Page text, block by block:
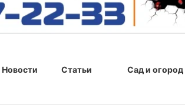
Новости Статьи Сад и огород